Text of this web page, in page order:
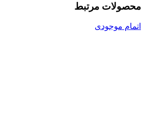
محصولات مرتبط
اتمام موجودی